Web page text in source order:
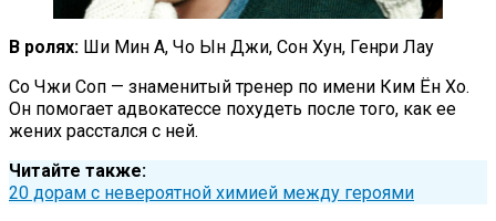
В ролях: Ши Мин А, Чо Ын Джи, Сон Хун, Генри Лау
Со Чжи Соп — знаменитый тренер по имени Ким Ён Хо.
Он помогает адвокатессе похудеть после того, как ее
жених расстался с ней.
Читайте также:
20 дорам с невероятной химией между героями